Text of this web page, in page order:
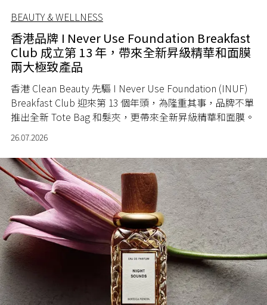
BEAUTY & WELLNESS
香港品牌 I Never Use Foundation Breakfast
Club 成立第 13 年，帶來全新昇級精華和面膜
兩大極致產品
香港 Clean Beauty 先驅 I Never Use Foundation (INUF)
Breakfast Club 迎來第 13 個年頭，為隆重其事，品牌不單
推出全新 Tote Bag 和髮夾，更帶來全新昇級精華和面膜。
26.07.2026